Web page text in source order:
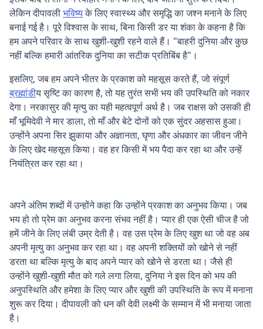
लेकिन दीपावलीभविष्यके लिए स्वास्थ्य और समृद्धि का जश्न मनाने के लिए
बनाई गई है। पूरे विश्वास के साथ, बिना किसी डर या शंका के कहना है कि
हम अपने परिवार के साथ खुशी-खुशी रहने वाले हैं। "बाहरी दुनिया और कुछ
नहीं बल्कि हमारी आंतरिक दुनिया का सटीक प्रतिबिंब है"।
इसलिए, जब हम अपने भीतर के प्रकाश को महसूस करते हैं, जो संपूर्ण
ब्रह्मांडीय सृष्टि का कारण है, तो यह तुरंत सभी भय की उपस्थिति को नकार
देगा। नरकासुर की मृत्यु का यही महत्वपूर्ण अर्थ है। जब राक्षस को उसकी ही
माँ भूमिदेवी ने मार डाला, तो माँ और बेटे दोनों को एक सुंदर अहसास हुआ।
उन्होंने अपना सिर झुकाया और अज्ञानता, घृणा और अंधकार का जीवन जीने
के लिए खेद महसूस किया। वह हर किसी में भय पैदा कर रहा था और उन्हें
नियंत्रित कर रहा था।
अपने अंतिम शब्दों में उन्होंने कहा कि उन्होंने प्रकाश का अनुभव किया। जब
भय हो तो प्रेम का अनुभव करना संभव नहीं है। प्यार ही एक ऐसी चीज है जो
हमें जीने के लिए लंबी उम्र देती है। वह उस प्रेम के लिए खुश था जो वह अब
अपनी मृत्यु का अनुभव कर रहा था। वह अपनी शक्तियों को खोने से नहीं
डरता था बल्कि मृत्यु के बाद अपने प्यार को खोने से डरता था। जैसे ही
उन्होंने खुशी-खुशी मौत को गले लगा लिया, दुनिया ने इस दिन को भय की
अनुपस्थिति और हमेशा के लिए प्यार और खुशी की उपस्थिति के रूप में मनाना
शुरू कर दिया। दीपावली को धन की देवी लक्ष्मी के सम्मान में भी मनाया जाता
है।